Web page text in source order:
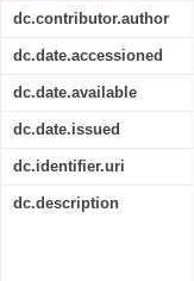
dc.contributor.author
dc.date.accessioned
dc.date.available
dc.date.issued
dc.identifier.uri
dc.description